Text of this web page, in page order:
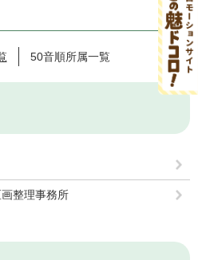
50音順所属一覧
整理事務所